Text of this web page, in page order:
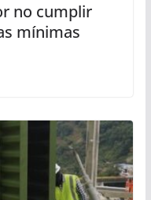
no cumplir
mínimas